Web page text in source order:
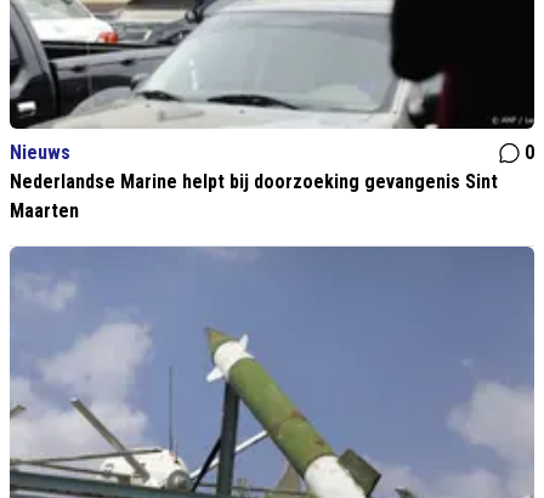
Nieuws
0
Nederlandse Marine helpt bij doorzoeking gevangenis Sint
Maarten